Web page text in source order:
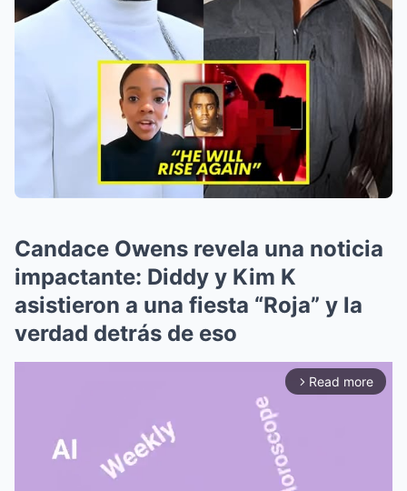
Candace Owens revela una noticia
impactante: Diddy y Kim K
asistieron a una fiesta “Roja” y la
verdad detrás de eso
arrow_forward_ios Read more